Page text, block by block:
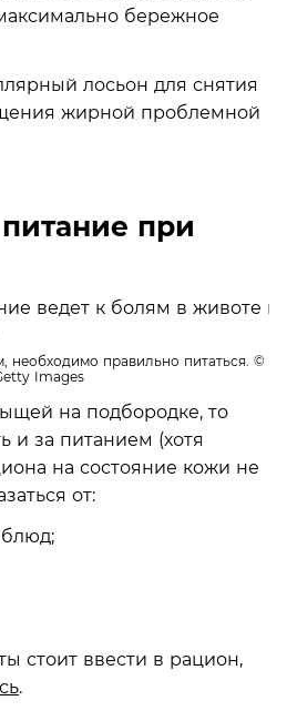
бережное
при
правильно питаться. ©
Images
на подбородке, то
и за питанием (хотя
на состояние кожи не
от:
стоит ввести в рацион,
.